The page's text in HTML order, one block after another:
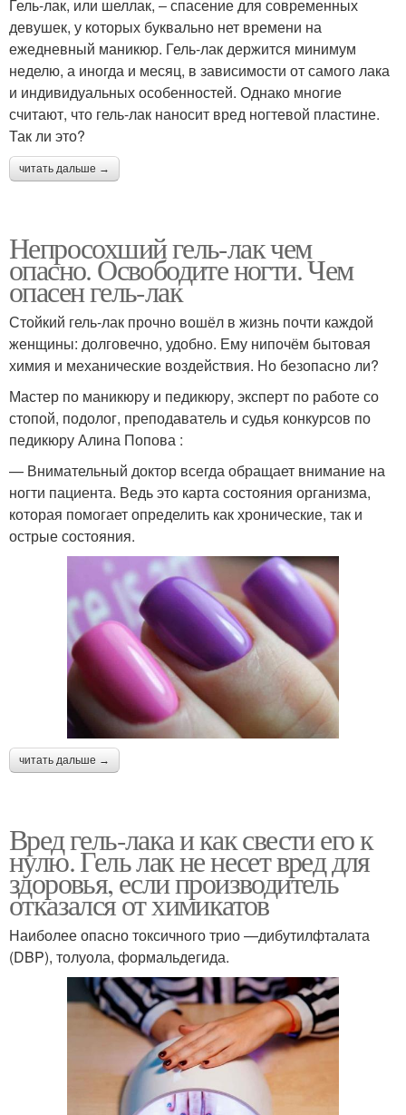
Гель-лак, или шеллак, ‒ спасение для современных
девушек, у которых буквально нет времени на
ежедневный маникюр. Гель-лак держится минимум
неделю, а иногда и месяц, в зависимости от самого лака
и индивидуальных особенностей. Однако многие
считают, что гель-лак наносит вред ногтевой пластине.
Так ли это?
читать дальше →
Непросохший гель-лак чем
опасно. Освободите ногти. Чем
опасен гель-лак
Стойкий гель-лак прочно вошёл в жизнь почти каждой
женщины: долговечно, удобно. Ему нипочём бытовая
химия и механические воздействия. Но безопасно ли?
Мастер по маникюру и педикюру, эксперт по работе со
стопой, подолог, преподаватель и судья конкурсов по
педикюру Алина Попова :
— Внимательный доктор всегда обращает внимание на
ногти пациента. Ведь это карта состояния организма,
которая помогает определить как хронические, так и
острые состояния.
читать дальше →
Вред гель-лака и как свести его к
нулю. Гель лак не несет вред для
здоровья, если производитель
отказался от химикатов
Наиболее опасно токсичного трио —дибутилфталата
(DBP), толуола, формальдегида.